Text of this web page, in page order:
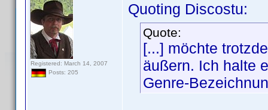
Registered: March 14, 2007
Posts: 205
Quoting Discostu:
Quote:
[...] möchte
äußern. Ich halte
Genre-